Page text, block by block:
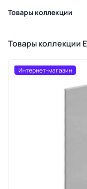
Товары коллекции
Товары коллекции
Интернет-магазин